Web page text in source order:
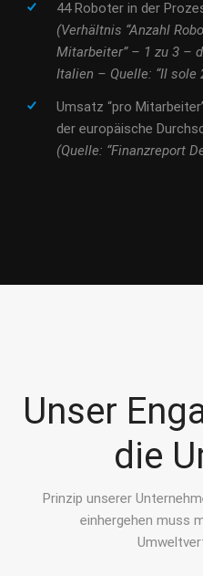
44 Roboter in der
(Verhältnis “Anzahl
Mitarbeiter” – 1 zu 3 –
Italien – Quelle: “Il sole
Umsatz “pro
der europäische
(Quelle: “Finanzreport
Unser
die
Prinzip unserer
einhergehen muss